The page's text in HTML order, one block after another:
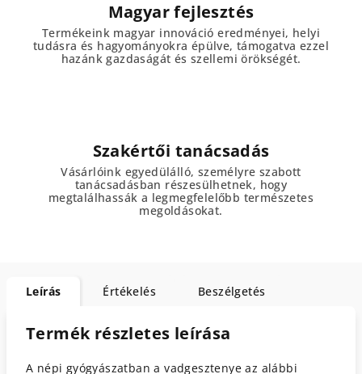
Magyar fejlesztés
Termékeink magyar innováció eredményei, helyi
tudásra és hagyományokra épülve, támogatva ezzel
hazánk gazdaságát és szellemi örökségét.
Szakértői tanácsadás
Vásárlóink egyedülálló, személyre szabott
tanácsadásban részesülhetnek, hogy
megtalálhassák a legmegfelelőbb természetes
megoldásokat.
Leírás Értékelés Beszélgetés
Termék részletes leírása
A népi gyógyászatban a vadgesztenye az alábbi